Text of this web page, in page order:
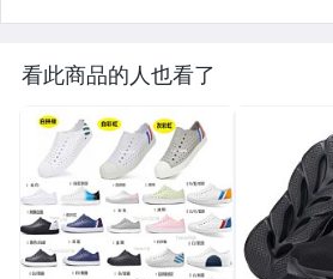
看此商品的人也看了